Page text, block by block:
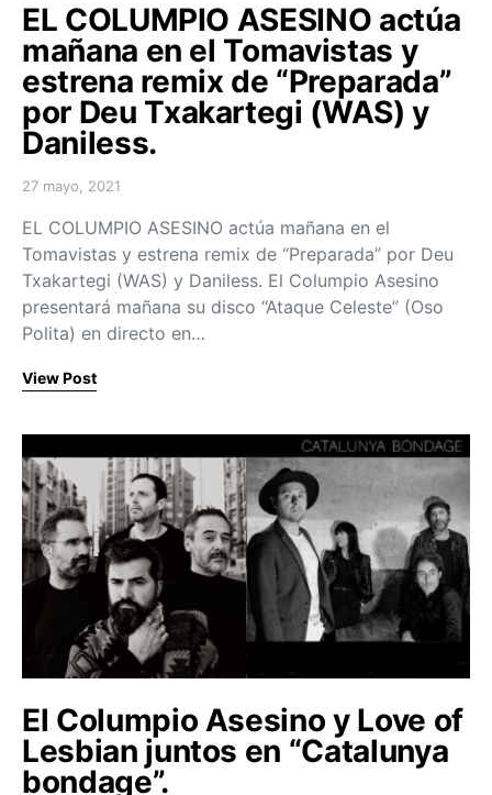
EL COLUMPIO ASESINO actúa
mañana en el Tomavistas y
estrena remix de “Preparada”
por Deu Txakartegi (WAS) y
Daniless.
Posted on
27 mayo, 2021
EL COLUMPIO ASESINO actúa mañana en el
Tomavistas y estrena remix de “Preparada” por Deu
Txakartegi (WAS) y Daniless. El Columpio Asesino
presentará mañana su disco “Ataque Celeste” (Oso
Polita) en directo en…
View Post
El Columpio Asesino y Love of
Lesbian juntos en “Catalunya
bondage”.